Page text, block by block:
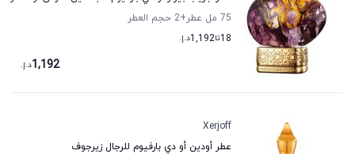
75 مل عطر
+2
حجم العطر
18تا1,192د.إ.
1,192د.إ.
Xerjoff
عطر أودين أو دي بارفيوم للرجال زيرجوف